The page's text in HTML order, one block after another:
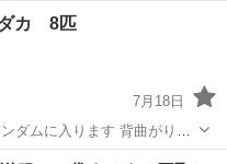
他
カ 8匹
7月18日
ダムに入ります 背曲がりの
他